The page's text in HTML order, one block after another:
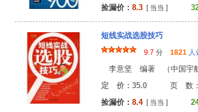
捡漏价： 8.3 [ 当当 ]
短线实战选股技巧
9.7 分 1821 人
李意坚 编著 （中国宇航
定 价：35.0 页
捡漏价： 8.4[ 当当 ]